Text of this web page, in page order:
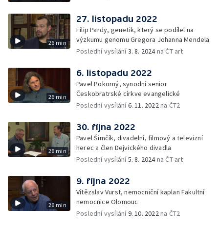
26 min
27. listopadu 2022
Filip Pardy, genetik, který se podílel na
výzkumu genomu Gregora Johanna Mendela
Poslední vysílání3. 8. 2024na ČT art
26 min
6. listopadu 2022
Pavel Pokorný, synodní senior
Českobratrské církve evangelické
Poslední vysílání6. 11. 2022na ČT2
26 min
30. října 2022
Pavel Šimčík, divadelní, filmový a televizní
herec a člen Dejvického divadla
Poslední vysílání5. 8. 2024na ČT art
26 min
9. října 2022
Vítězslav Vurst, nemocniční kaplan Fakultní
nemocnice Olomouc
Poslední vysílání9. 10. 2022na ČT2